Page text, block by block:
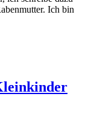
Ich bin